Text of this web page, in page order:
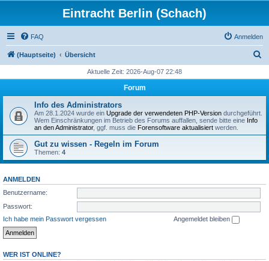
Eintracht Berlin (Schach)
FAQ Anmelden
(Hauptseite) Übersicht
h
Aktuelle Zeit: 2026-Aug-07 22:48
Forum
Info des Administrators
Am 28.1.2024 wurde ein Upgrade der verwendeten PHP-Version durchgeführt.
Wem Einschränkungen im Betrieb des Forums auffallen, sende bitte eine Info
an den Administrator, ggf. muss die Forensoftware aktualisiert werden.
Gut zu wissen - Regeln im Forum
Themen: 4
ANMELDEN
Benutzername:
Passwort:
Ich habe mein Passwort vergessen
Angemeldet bleiben
WER IST ONLINE?